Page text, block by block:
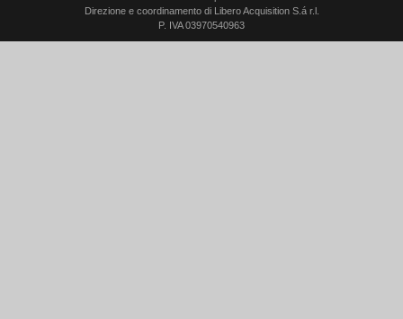
Direzione e coordinamento di Libero Acquisition S.á r.l.
P. IVA 03970540963